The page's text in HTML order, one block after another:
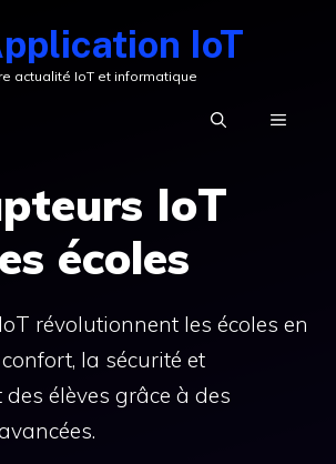
IoT
actualité IoT et informatique
MENU
IoT
écoles
révolutionnent les écoles en
la sécurité et
élèves grâce à des